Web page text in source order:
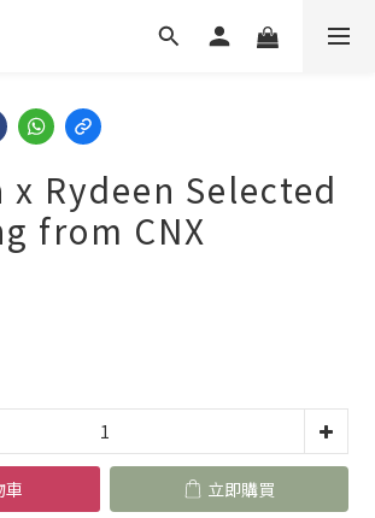
x Rydeen Selected
from CNX
車 立即購買